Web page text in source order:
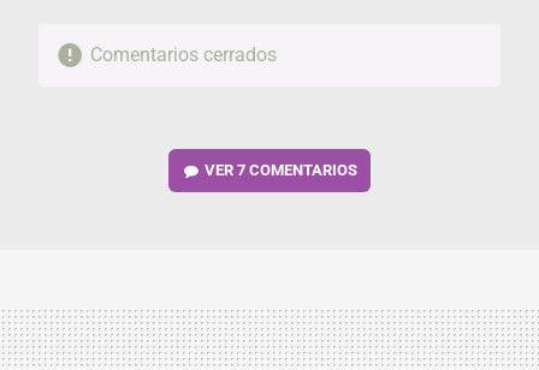
Comentarios cerrados
VER7 COMENTARIOS